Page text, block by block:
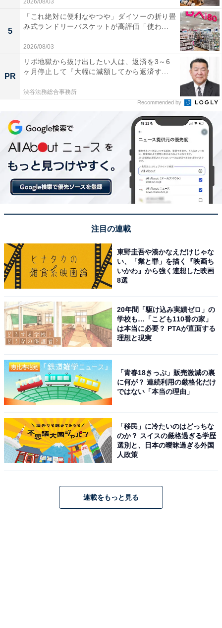
5
「これ絶対に便利なやつや」ダイソーの折り畳
み式ランドリーバスケットが高評価「使わ...
2026/08/03
PR
リボ地獄から抜け出したい人は、返済を3～6
ヶ月停止して『大幅に減額してから返済す...
渋谷法務総合事務所
Recommended by
注目の連載
東野圭吾や湊かなえだけじゃな
い、「業と罪」を描く『映画ち
いかわ』から強く連想した映画
8選
20年間「駆け込み実績ゼロ」の
学校も…「こども110番の家」
は本当に必要？ PTAが直面する
理想と現実
「青春18きっぷ」販売激減の裏
に何が？ 連続利用の厳格化だけ
ではない「本当の理由」
「移民」に冷たいのはどっちな
のか？ スイスの厳格過ぎる学歴
選別と、日本の曖昧過ぎる外国
人政策
連載をもっと見る